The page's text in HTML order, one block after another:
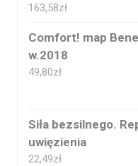
163,58zł
Comfort! map
w.2018
49,80zł
Siła bezsilnego.
uwięzienia
22,49zł